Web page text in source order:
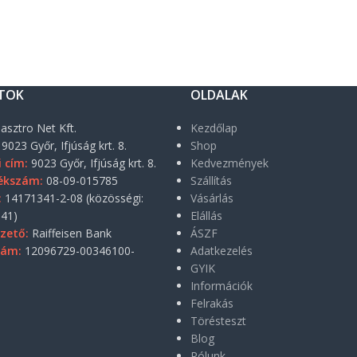
Net Kft.
Győr, Ifjúság krt. 8.
cím: 9023 Győr, Ifjúság krt. 8.
08-09-015785
14171341-2-08 (közösségi:
Raiffeisen Bank
12096729-00346100-
OLDALAK
Kezdőlap
Shop
Kedvezmények
Szállítás
Vásárlás
Elállás
ÁSZF
Adatkezelés
GYIK
Információk
Felrakás
Törésteszt
Blog